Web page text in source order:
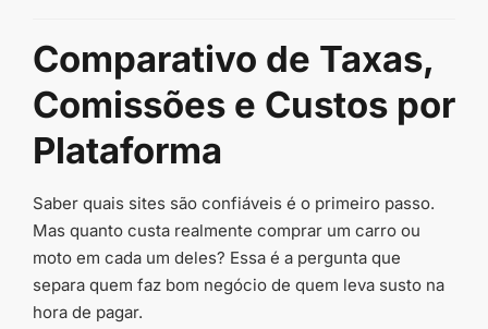
Comparativo de Taxas,
Comissões e Custos por
Plataforma
Saber quais sites são confiáveis é o primeiro passo.
Mas quanto custa realmente comprar um carro ou
moto em cada um deles? Essa é a pergunta que
separa quem faz bom negócio de quem leva susto na
hora de pagar.